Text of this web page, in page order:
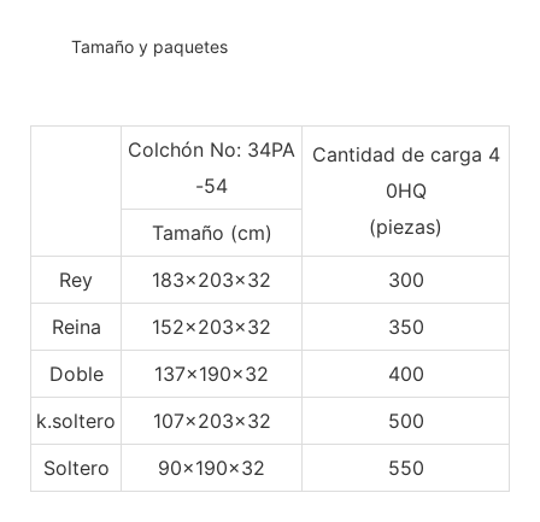
Tamaño y paquetes
Colchón No: 34PA
-54
Cantidad de carga 4
0HQ
(piezas)
Tamaño (cm)
Rey
183x203x32
300
Reina
152x203x32
350
Doble
137x190x32
400
k.soltero
107x203x32
500
Soltero
90x190x32 550